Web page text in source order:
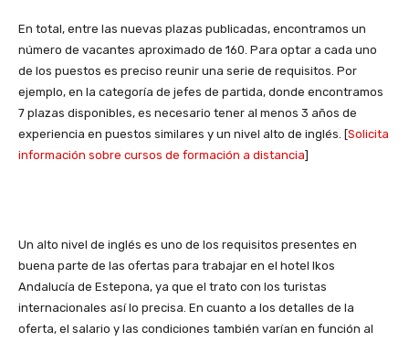
En total, entre las nuevas plazas publicadas, encontramos un
número de vacantes aproximado de 160. Para optar a cada uno
de los puestos es preciso reunir una serie de requisitos. Por
ejemplo, en la categoría de jefes de partida, donde encontramos
7 plazas disponibles, es necesario tener al menos 3 años de
experiencia en puestos similares y un nivel alto de inglés. [Solicita
información sobre cursos de formación a distancia]
Un alto nivel de inglés es uno de los requisitos presentes en
buena parte de las ofertas para trabajar en el hotel Ikos
Andalucía de Estepona, ya que el trato con los turistas
internacionales así lo precisa. En cuanto a los detalles de la
oferta, el salario y las condiciones también varían en función al